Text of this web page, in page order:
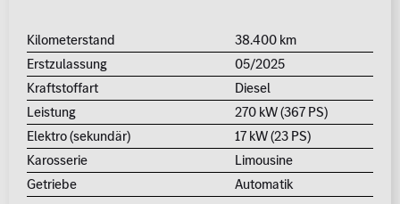
Kilometerstand
38.400 km
Erstzulassung
05/2025
Kraftstoffart
Diesel
Leistung
270 kW (367 PS)
Elektro (sekundär)
17 kW (23 PS)
Karosserie
Limousine
Getriebe
Automatik